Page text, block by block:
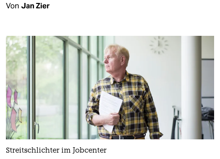
Von Jan Zier
Streitschlichter im Jobcenter